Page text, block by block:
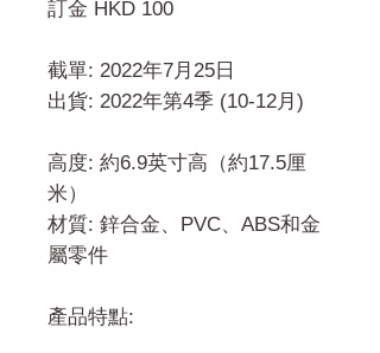
訂金 HKD 100
截單: 2022年7月25日
出貨: 2022年第4季 (10-12月)
高度: 約6.9英寸高（約17.5厘
米）
材質: 鋅合金、PVC、ABS和金
屬零件
產品特點: